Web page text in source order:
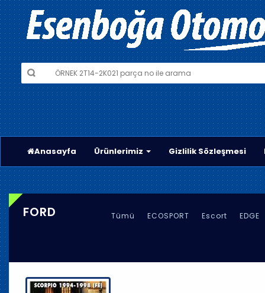
Anasayfa Ürünlerimiz Gizlilik Sözleşmesi
FORD Tümü ECOSPORT Escort EDGE